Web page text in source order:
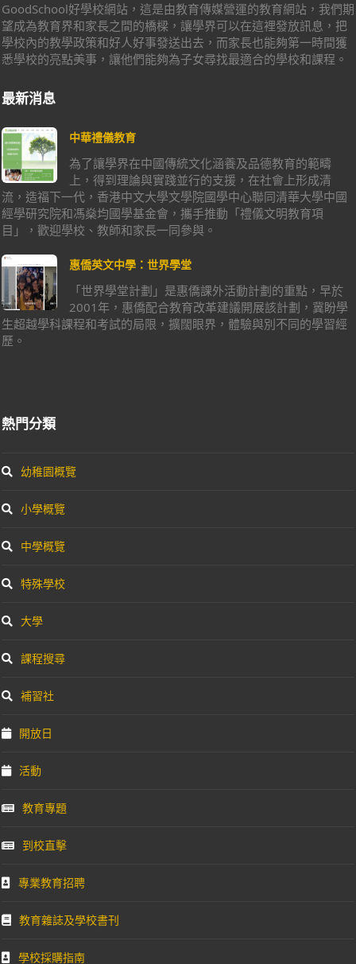
GoodSchool好學校網站，這是由教育傳媒營運的教育網站，我們期
望成為教育界和家長之間的橋樑，讓學界可以在這裡發放訊息，把
學校內的教學政策和好人好事發送出去，而家長也能夠第一時間獲
悉學校的亮點美事，讓他們能夠為子女尋找最適合的學校和課程。
最新消息
中華禮儀教育
為了讓學界在中國傳統文化涵養及品德教育的範疇
上，得到理論與實踐並行的支援，在社會上形成清
流，造福下一代，香港中文大學文學院國學中心聯同清華大學中國
經學研究院和馮燊均國學基金會，攜手推動「禮儀文明教育項
目」，歡迎學校、教師和家長一同參與。
惠僑英文中學：世界學堂
「世界學堂計劃」是惠僑課外活動計劃的重點，早於
2001年，惠僑配合教育改革建議開展該計劃，冀盼學
生超越學科課程和考試的局限，擴闊眼界，體驗與別不同的學習經
歷。
熱門分類
幼稚園概覽
小學概覽
中學概覽
特殊學校
大學
課程搜尋
補習社
開放日
活動
教育專題
到校直擊
專業教育招聘
教育雜誌及學校書刊
學校採購指南